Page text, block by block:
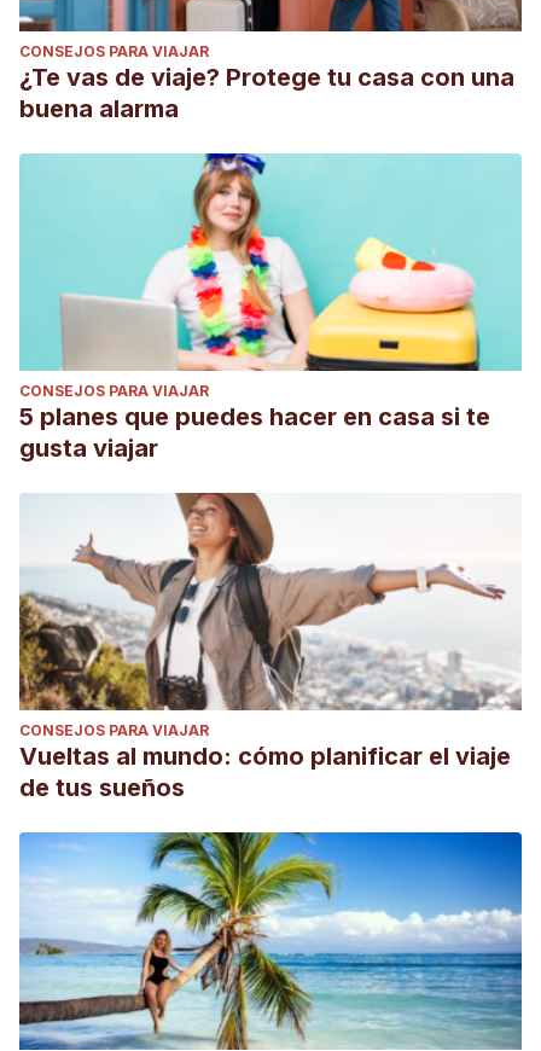
CONSEJOS PARA VIAJAR
¿Te vas de viaje? Protege tu casa con una
buena alarma
CONSEJOS PARA VIAJAR
5 planes que puedes hacer en casa si te
gusta viajar
CONSEJOS PARA VIAJAR
Vueltas al mundo: cómo planificar el viaje
de tus sueños